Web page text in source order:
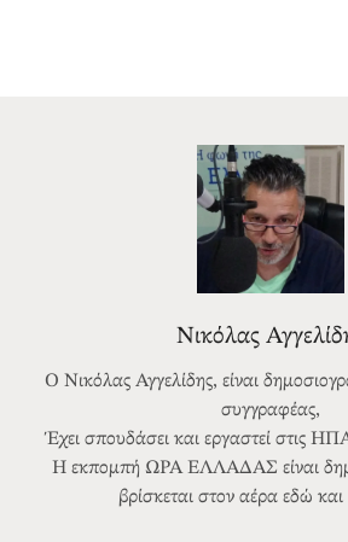
Νικόλας
Ο Νικόλας Αγγελίδης, είναι
συγγραφέας,
Έχει σπουδάσει και εργαστεί στις
Η εκπομπή ΩΡΑ ΕΛΛΑΔΑΣ είναι
βρίσκεται στον αέρα εδώ και